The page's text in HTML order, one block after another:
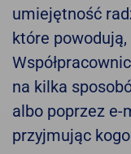
umiejętność
które
na kilka
albo poprzez e-
przyjmując